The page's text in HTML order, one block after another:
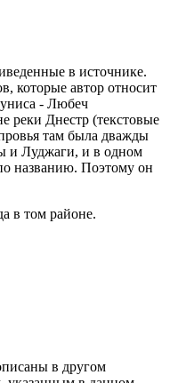
в источнике.
которые автор относит
- Любеч
реки Днестр (текстовые
там была дважды
и Луджаги, и в одном
названию. Поэтому он
в том районе.
в другом